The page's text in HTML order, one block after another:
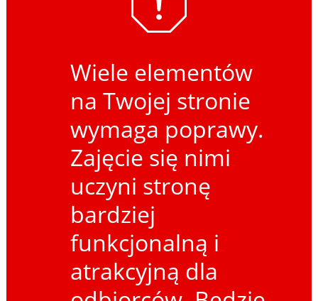
Wiele elementów
na Twojej stronie
wymaga poprawy.
Zajęcie się nimi
uczyni stronę
bardziej
funkcjonalną i
atrakcyjną dla